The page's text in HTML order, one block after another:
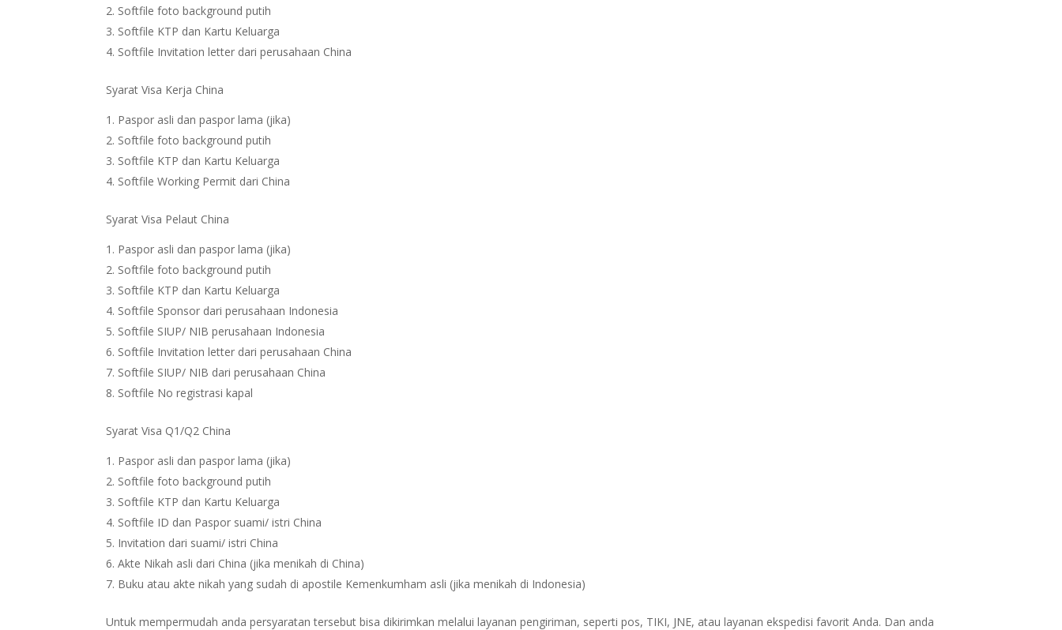
Softfile foto background putih
Softfile KTP dan Kartu Keluarga
Softfile Invitation letter dari perusahaan China
Syarat Visa Kerja China
Paspor asli dan paspor lama (jika)
Softfile foto background putih
Softfile KTP dan Kartu Keluarga
Softfile Working Permit dari China
Syarat Visa Pelaut China
Paspor asli dan paspor lama (jika)
Softfile foto background putih
Softfile KTP dan Kartu Keluarga
Softfile Sponsor dari perusahaan Indonesia
Softfile SIUP/ NIB perusahaan Indonesia
Softfile Invitation letter dari perusahaan China
Softfile SIUP/ NIB dari perusahaan China
Softfile No registrasi kapal
Syarat Visa Q1/Q2 China
Paspor asli dan paspor lama (jika)
Softfile foto background putih
Softfile KTP dan Kartu Keluarga
Softfile ID dan Paspor suami/ istri China
Invitation dari suami/ istri China
Akte Nikah asli dari China (jika menikah di China)
Buku atau akte nikah yang sudah di apostile Kemenkumham asli (jika menikah di Indonesia)
Untuk mempermudah anda persyaratan tersebut bisa dikirimkan melalui layanan pengiriman, seperti pos, TIKI, JNE, atau layanan ekspedisi favorit Anda. Dan anda